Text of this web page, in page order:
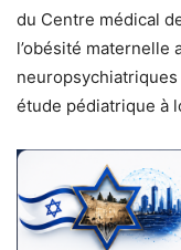
du Centre médical
l’obésité maternelle
neuropsychiatriques
étude pédiatrique à